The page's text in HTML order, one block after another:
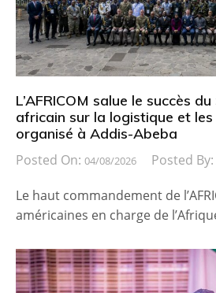
L’AFRICOM salue le succès
africain sur la logistique et
organisé à Addis-Abeba
Posted On: 04/08/2026 Posted By:
Le haut commandement de
américaines en charge de